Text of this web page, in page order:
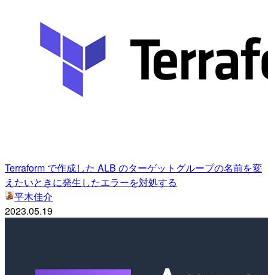
Terraform で作成した ALB のターゲットグループの名前を変
えたいときに発生したエラーを対処する
平木佳介
2023.05.19